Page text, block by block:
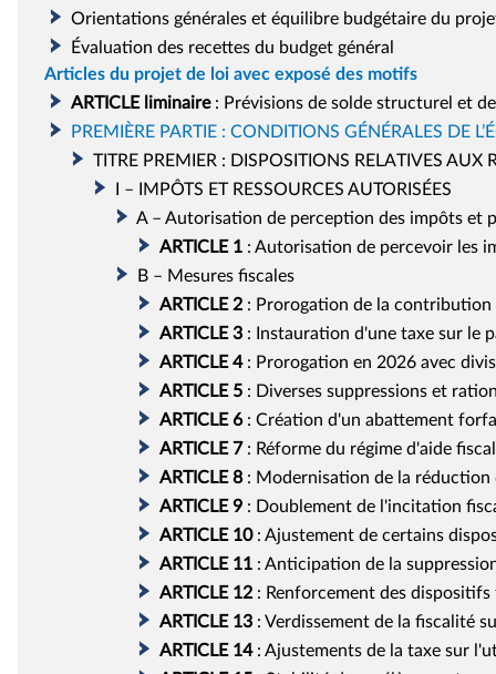
Orientations générales et équilibre budgétaire du
Évaluation des recettes du budget général
Articles du projet de loi avec exposé des motifs
ARTICLE liminaire: Prévisions de solde structurel et
PREMIÈRE PARTIE : CONDITIONS GÉNÉRALES DE
TITRE PREMIER : DISPOSITIONS RELATIVES AUX
I – IMPÔTS ET RESSOURCES AUTORISÉES
A – Autorisation de perception des impôts et
ARTICLE 1 : Autorisation de percevoir les
B – Mesures fiscales
ARTICLE 2 : Prorogation de la
ARTICLE 3 :
Instauration d'une taxe sur le
ARTICLE 4: Prorogation en 2026 avec
ARTICLE 5 : Diverses suppressions et
ARTICLE 6: Création d'un abattement
ARTICLE 7: Réforme du régime d'aide
ARTICLE 8: Modernisation de la réduction
ARTICLE 9 : Doublement de l'incitation
ARTICLE 10: Ajustement de certains
ARTICLE 11 : Anticipation de la
ARTICLE 12 : Renforcement des
ARTICLE 13 : Verdissement de la fiscalité
ARTICLE 14: Ajustements de la taxe sur